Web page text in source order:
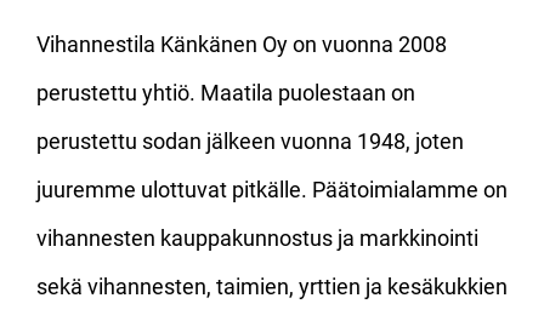
Vihannestila Känkänen Oy on vuonna 2008
perustettu yhtiö. Maatila puolestaan on
perustettu sodan jälkeen vuonna 1948, joten
juuremme ulottuvat pitkälle. Päätoimialamme on
vihannesten kauppakunnostus ja markkinointi
sekä vihannesten, taimien, yrttien ja kesäkukkien